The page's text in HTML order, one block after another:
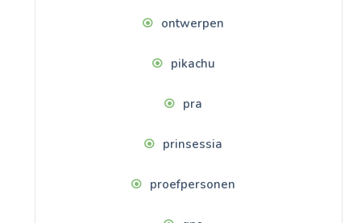
ontwerpen
pikachu
pra
prinsessia
proefpersonen